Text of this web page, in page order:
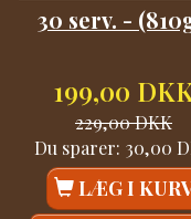
30 serv. -
199,00
229,00 DKK
Du sparer: 30,00
LÆG I